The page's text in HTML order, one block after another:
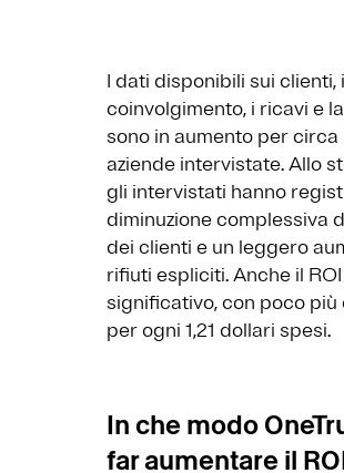
I dati disponibili sui clienti,
coinvolgimento, i ricavi e
sono in aumento per circa
aziende intervistate. Allo
gli intervistati hanno
diminuzione complessiva
dei clienti e un leggero
rifiuti espliciti. Anche il
significativo, con poco più
per ogni 1,21 dollari spesi.
In che modo
far aumentare il